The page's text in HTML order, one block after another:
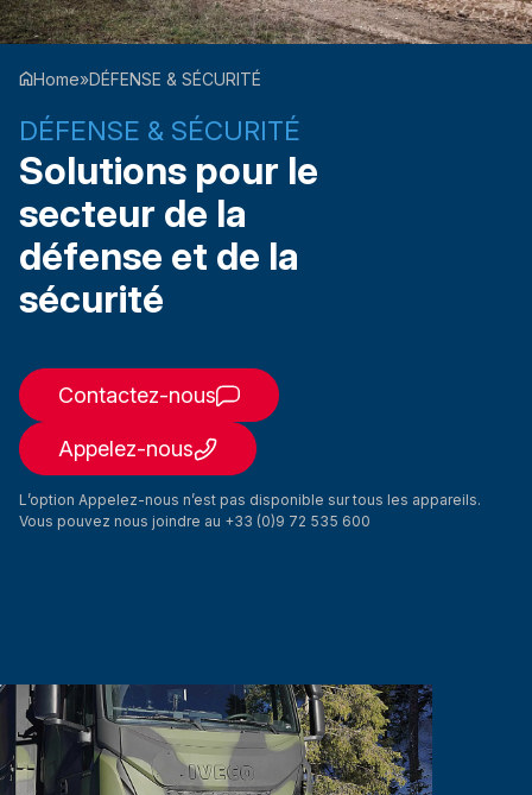
Home»DÉFENSE & SÉCURITÉ
DÉFENSE & SÉCURITÉ
Solutions pour le
secteur de la
défense et de la
sécurité
Contactez-nous
Appelez-nous
L’option Appelez-nous n’est pas disponible sur tous les appareils.
Vous pouvez nous joindre au +33 (0)9 72 535 600